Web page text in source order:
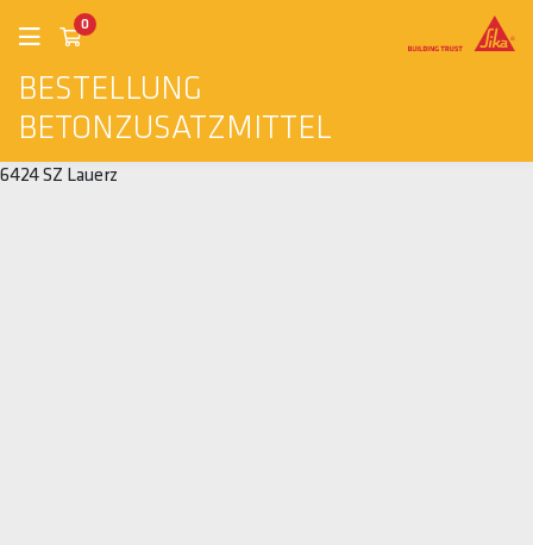
BESTELLUNG
BETONZUSATZMITTEL
0
6424 SZ Lauerz